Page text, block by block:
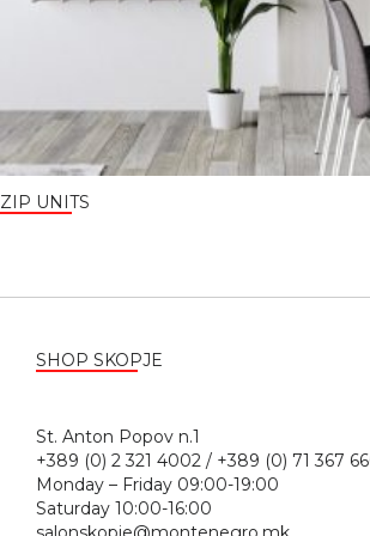
ZIP UNITS
SHOP SKOPJE
St. Anton
+389 (0) 2 321 4002 / +389 (0) 71 367
Monday – Friday 09:00-19:00
Saturday 10:00-16:00